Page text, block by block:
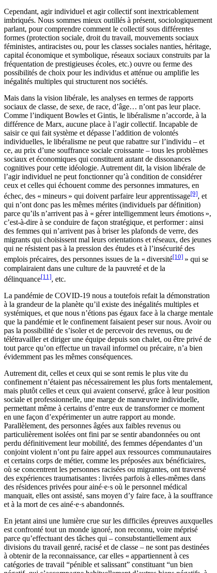
Cependant, agir individuel et agir collectif sont inextricablement
imbriqués. Nous sommes mieux outillés à présent, sociologiquement
parlant, pour comprendre comment le collectif sous différentes
formes (protection sociale, droit du travail, mouvements sociaux
féministes, antiracistes ou, pour les classes sociales nanties, héritage,
capital économique et symbolique, réseaux sociaux construits par la
fréquentation de prestigieuses écoles, etc.) ouvre ou ferme des
possibilités de choix pour les individus et atténue ou amplifie les
inégalités multiples qui structurent nos sociétés.
Mais dans la vision libérale, les analyses en termes de rapports
sociaux de classe, de sexe, de race, d’âge… n’ont pas leur place.
Comme l’indiquent Bowles et Gintis, le libéralisme n’accorde, à la
différence de Marx, aucune place à l’agir collectif. Incapable de
saisir ce qui fait système et dépasse l’addition de volontés
individuelles, le libéralisme ne peut que rabattre sur l’individu – et
ce, au prix d’une souffrance sociale croissante – tous les problèmes
sociaux et économiques qui constituent autant de dissonances
cognitives pour cette idéologie. Autrement dit, la vision libérale de
l’agir individuel ne peut fonctionner qu’à condition de considérer
ceux et celles qui échouent comme des personnes immatures, en
échec, des « mineurs » qui doivent parfaire leur apprentissage[9], et
qui n’ont donc pas les mêmes mérites (individuels par définition)
parce qu’ils n’arrivent pas à « gérer intelligemment leurs émotions »,
c’est-à-dire à se conduire de façon stratégique, et performer : ainsi
des femmes qui n’arrivent pas à briser les plafonds de verre, des
migrants qui choisissent mal leurs orientations et réseaux, des jeunes
qui ne résistent pas à la pression des études et à l’insécurité des
emplois précaires, des personnes issues de la « diversité[10] » qui se
complairaient dans une culture de la pauvreté et de la
délinquance[11], etc.
La pandémie de COVID-19 nous a toutefois refait la démonstration
à la grandeur de la planète qu’il existe des inégalités multiples et
systémiques, et que nous n’étions pas égaux face à la charge mentale
que la pandémie et le confinement faisaient peser sur nous. Avoir ou
pas la possibilité de s’isoler et de percevoir des revenus, ou de
télétravailler et diriger une équipe depuis son chalet, ou être privé de
tout parce qu’on effectue un travail informel ou précaire, n’a bien
évidemment pas les mêmes conséquences.
Autrement dit, celles et ceux qui se sont remis le plus vite du
confinement n’étaient pas nécessairement les plus forts mentalement,
mais plutôt celles et ceux qui avaient conservé, grâce à leur position
sociale et professionnelle, une marge de manœuvre individuelle,
permettant même à certains d’entre eux de transformer ce moment
en une façon d’expérimenter un autre rapport au monde.
Parallèlement, des personnes âgées aux faibles revenus ou
particulièrement isolées ont fini par se sentir abandonnées ou ont
perdu définitivement leur mobilité, des femmes dépendantes d’un
conjoint violent n’ont pu faire appel aux ressources communautaires
et certains corps de métier, comme les préposées aux bénéficiaires,
où se concentrent les personnes racisées ou migrantes, ont traversé
des expériences traumatisantes : livrées parfois à elles-mêmes dans
des résidences privées pour ainé·e·s où le personnel médical
manquait, elles ont assisté, sans moyen d’y faire face, à la souffrance
et à la mort de ces ainé·e·s abandonnés.
En jetant ainsi une lumière crue sur les difficiles épreuves auxquelles
est confronté tout un monde ignoré, non reconnu, voire méprisé
parce qu’effectuant des tâches qui – consubstantiellement aux
divisions du travail genré, racisé et de classe – ne sont pas destinées
à obtenir de la reconnaissance, car elles « appartiennent à ces
catégories de travail “pénible et salissant” constituant “un bien